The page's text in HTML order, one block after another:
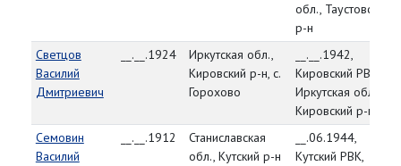
обл., Таустовский
р-н
Светцов
Василий
Дмитриевич
__.__.1924
Иркутская обл.,
Кировский р-н, с.
Горохово
__.__.1942,
Кировский РВК,
Иркутская обл.,
Кировский р-н
Семовин
Василий
__.__.1912
Станиславская
обл., Кутский р-н
__.06.1944,
Кутский РВК,